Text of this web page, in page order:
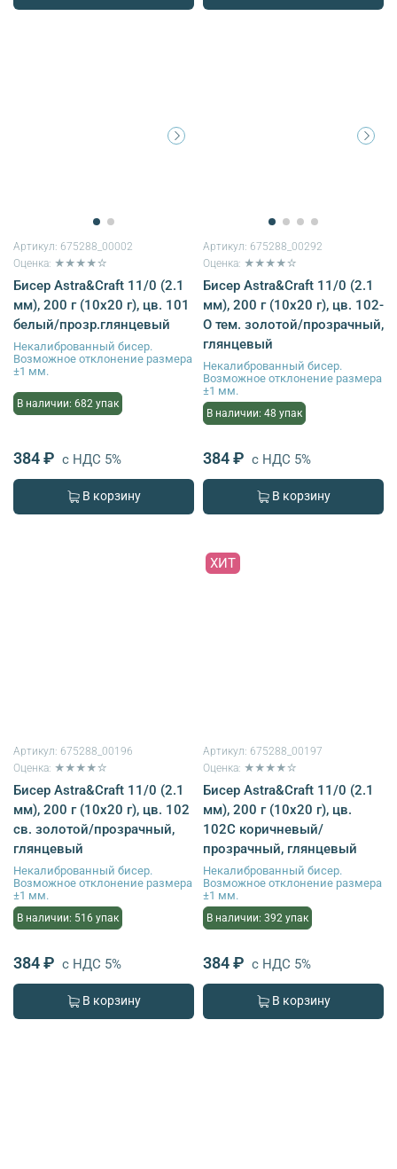
Артикул: 675288_00002
Оценка: ★★★★☆
Бисер Astra&Craft 11/0 (2.1
мм), 200 г (10х20 г), цв. 101
белый/прозр.глянцевый
Некалиброванный бисер.
Возможное отклонение размера
±1 мм.
В наличии: 682 упак
384 ₽ с НДС 5%
В корзину
Артикул: 675288_00292
Оценка: ★★★★☆
Бисер Astra&Craft 11/0 (2.1
мм), 200 г (10х20 г), цв. 102-
О тем. золотой/прозрачный,
глянцевый
Некалиброванный бисер.
Возможное отклонение размера
±1 мм.
В наличии: 48 упак
384 ₽ с НДС 5%
В корзину
Артикул: 675288_00196
Оценка: ★★★★☆
Бисер Astra&Craft 11/0 (2.1
мм), 200 г (10х20 г), цв. 102
св. золотой/прозрачный,
глянцевый
Некалиброванный бисер.
Возможное отклонение размера
±1 мм.
В наличии: 516 упак
384 ₽ с НДС 5%
В корзину
ХИТ
Артикул: 675288_00197
Оценка: ★★★★☆
Бисер Astra&Craft 11/0 (2.1
мм), 200 г (10х20 г), цв.
102С коричневый/
прозрачный, глянцевый
Некалиброванный бисер.
Возможное отклонение размера
±1 мм.
В наличии: 392 упак
384 ₽ с НДС 5%
В корзину